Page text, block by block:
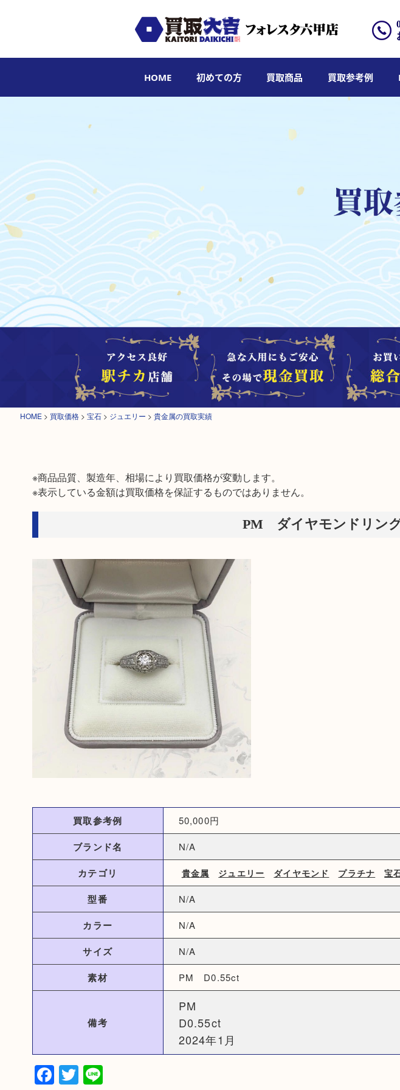
HOME 初めての方 買取商品 買取参考例
HOME > 買取価格 > 宝石 > ジュエリー > 貴金属の買取実績
※商品品質、製造年、相場により買取価格が変動します。
※表示している金額は買取価格を保証するものではありません。
PM ダイヤモンドリン
買取参考例 50,000円
ブランド名 N/A
カテゴリ 貴金属 ジュエリー ダイヤモンド プラチナ 宝
型番 N/A
カラー N/A
サイズ N/A
素材 PM D0.55ct
備考
PM
D0.55ct
2024年1月
Facebook
Twitter
Line